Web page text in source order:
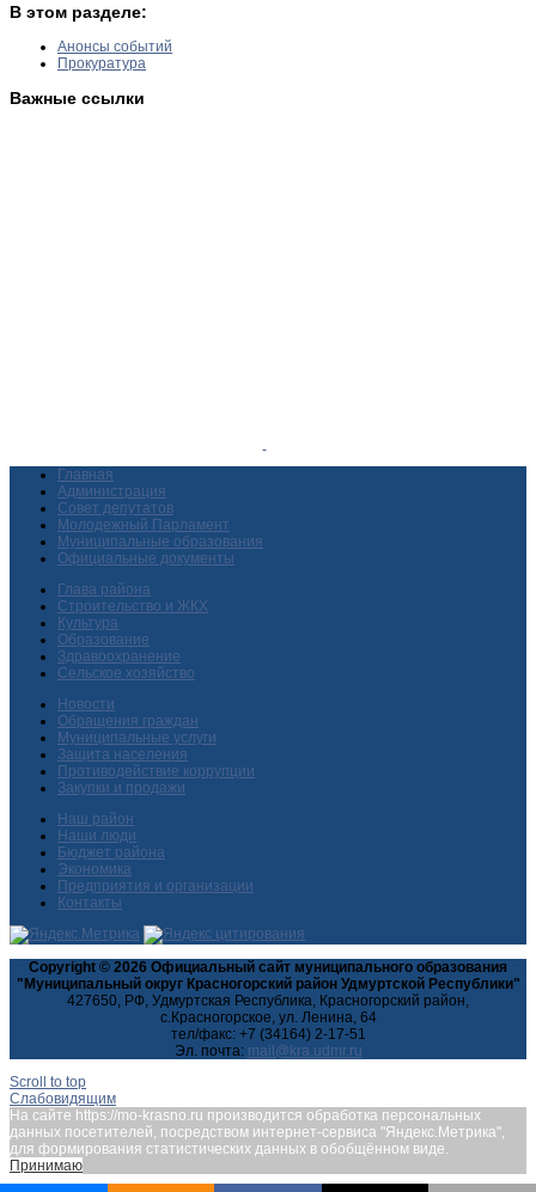
В этом разделе:
Анонсы событий
Прокуратура
Важные ссылки
Главная
Администрация
Совет депутатов
Молодежный Парламент
Муниципальные образования
Официальные документы
Глава района
Строительство и ЖКХ
Культура
Образование
Здравоохранение
Сельское хозяйство
Новости
Обращения граждан
Муниципальные услуги
Защита населения
Противодействие коррупции
Закупки и продажи
Наш район
Наши люди
Бюджет района
Экономика
Предприятия и организации
Контакты
Copyright © 2026 Официальный сайт муниципального образования
"Муниципальный округ Красногорский район Удмуртской Республики"
427650, РФ, Удмуртская Республика, Красногорский район,
с.Красногорское, ул. Ленина, 64
тел/факс: +7 (34164) 2-17-51
Эл. почта:
Scroll to top
Слабовидящим
На сайте https://mo-krasno.ru производится обработка персональных
данных посетителей, посредством интернет-сервиса "Яндекс.Метрика",
для формирования статистических данных в обобщённом виде.
Принимаю